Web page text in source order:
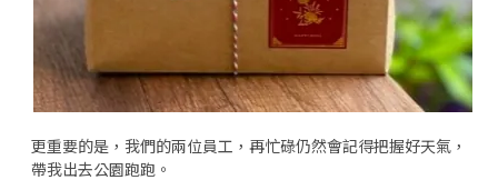
更重要的是，我們的兩位員工，再忙碌仍然會記得把握好天氣，
帶我出去公園跑跑。